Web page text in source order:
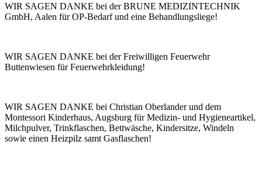
WIR SAGEN DANKE bei der BRUNE MEDIZINTECHNIK
GmbH, Aalen für OP-Bedarf und eine Behandlungsliege!
WIR SAGEN DANKE bei der Freiwilligen Feuerwehr
Buttenwiesen für Feuerwehrkleidung!
WIR SAGEN DANKE bei Christian Oberlander und dem
Montessori Kinderhaus, Augsburg für Medizin- und Hygieneartikel,
Milchpulver, Trinkflaschen, Bettwäsche, Kindersitze, Windeln
sowie einen Heizpilz samt Gasflaschen!